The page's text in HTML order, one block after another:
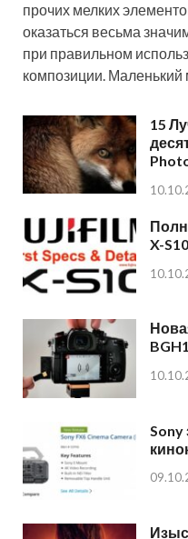
прочих мелких
оказаться весьма
при правильном
композиции.
15
X-S10
Sony